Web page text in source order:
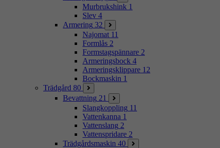
Murbrukshink 1
Slev 4
Armering 32
Najomat 11
Formlås 2
Formstagspännare 2
Armeringsbock 4
Armeringsklippare 12
Bockmaskin 1
Trädgård 80
Bevattning 21
Slangkoppling 11
Vattenkanna 1
Vattenslang 2
Vattenspridare 2
Trädgårdsmaskin 40